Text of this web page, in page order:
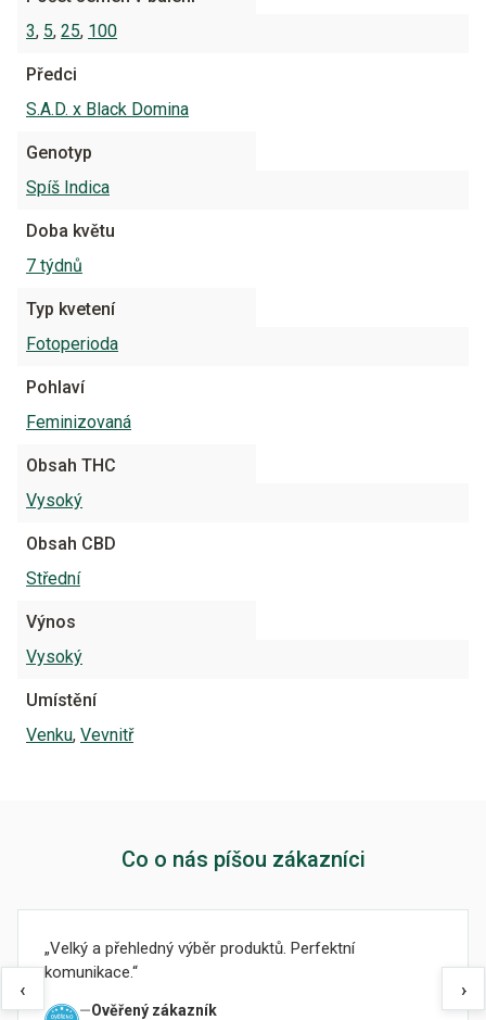
3, 5, 25, 100
Předci
S.A.D. x Black Domina
Genotyp
Spíš Indica
Doba květu
7 týdnů
Typ kvetení
Fotoperioda
Pohlaví
Feminizovaná
Obsah THC
Vysoký
Obsah CBD
Střední
Výnos
Vysoký
Umístění
Venku, Vevnitř
Co o nás píšou zákazníci
‹
Velký a přehledný výběr produktů. Perfektní
komunikace.
Ověřený zákazník
›